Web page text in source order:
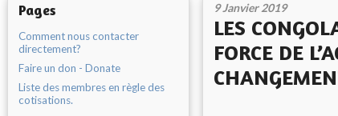
Pages
Comment nous contacter
directement?
Faire un don - Donate
Liste des membres en règle des
cotisations.
9 Janvier 2019
LES
FORCE DE